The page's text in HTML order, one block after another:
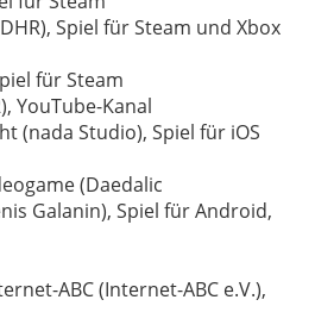
Spiel für Steam und Xbox
für Steam
YouTube-Kanal
(nada Studio), Spiel für iOS
(Daedalic
Galanin), Spiel für Android,
ABC (Internet-ABC e.V.),